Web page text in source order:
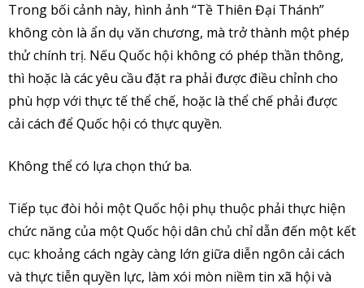
Trong bối cảnh này, hình ảnh “Tề Thiên Đại Thánh”
không còn là ẩn dụ văn chương, mà trở thành một phép
thử chính trị. Nếu Quốc hội không có phép thần thông,
thì hoặc là các yêu cầu đặt ra phải được điều chỉnh cho
phù hợp với thực tế thể chế, hoặc là thể chế phải được
cải cách để Quốc hội có thực quyền.
Không thể có lựa chọn thứ ba.
Tiếp tục đòi hỏi một Quốc hội phụ thuộc phải thực hiện
chức năng của một Quốc hội dân chủ chỉ dẫn đến một kết
cục: khoảng cách ngày càng lớn giữa diễn ngôn cải cách
và thực tiễn quyền lực, làm xói mòn niềm tin xã hội và